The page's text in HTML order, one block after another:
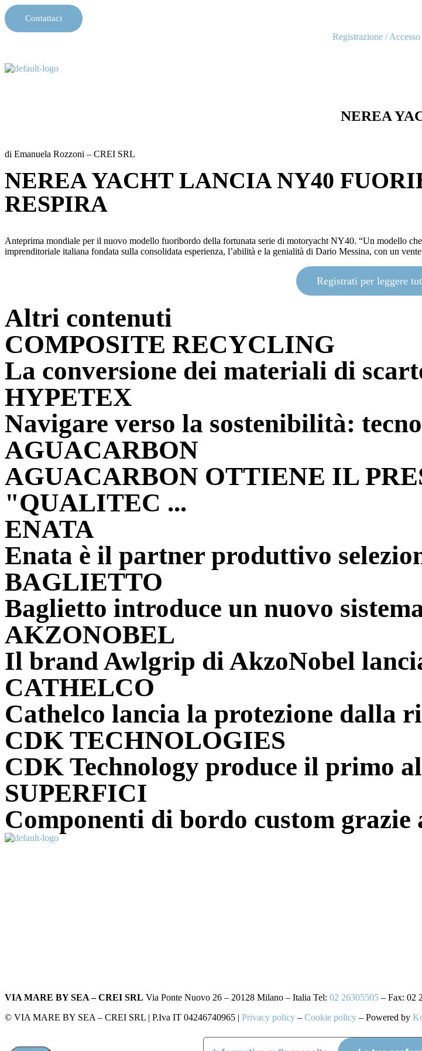
Contattaci
Registrazione / Accesso
NEREA
di Emanuela Rozzoni – CREI SRL
NEREA YACHT LANCIA NY40
RESPIRA
Anteprima mondiale per il nuovo modello fuoribordo della fortunata serie di motoryacht NY40. “Un modello
imprenditoriale italiana fondata sulla consolidata esperienza, l’abilità e la genialità di Dario Messina, con un
Registrati per leggere
Altri contenuti
COMPOSITE RECYCLING
La conversione dei materiali di
HYPETEX
Navigare verso la sostenibilità:
AGUACARBON
AGUACARBON OTTIENE IL
"QUALITEC ...
ENATA
Enata è il partner produttivo
BAGLIETTO
Baglietto introduce un nuovo
AKZONOBEL
Il brand Awlgrip di AkzoNobel
CATHELCO
Cathelco lancia la protezione dalla
CDK TECHNOLOGIES
CDK Technology produce il primo
SUPERFICI
Componenti di bordo custom grazie
VIA MARE BY SEA – CREI SRL Via Ponte Nuovo 26 – 20128 Milano – Italia Tel: 02 26305505 – Fax: 02
© VIA MARE BY SEA – CREI SRL | P.Iva IT 04246740965 | Privacy policy – Cookie policy – Powered by